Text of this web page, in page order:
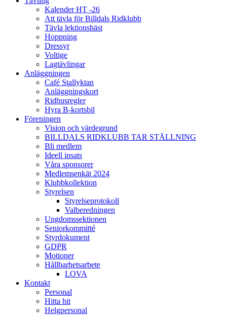
Kalender HT -26
Att tävla för Billdals Ridklubb
Tävla lektionshäst
Hoppning
Dressyr
Voltige
Lagtävlingar
Anläggningen
Café Stallyktan
Anläggningskort
Ridhusregler
Hyra B-kortsbil
Föreningen
Vision och värdegrund
BILLDALS RIDKLUBB TAR STÄLLNING
Bli medlem
Ideell insats
Våra sponsorer
Medlemsenkät 2024
Klubbkollektion
Styrelsen
Styrelseprotokoll
Valberedningen
Ungdomssektionen
Seniorkommitté
Styrdokument
GDPR
Motioner
Hållbarhetsarbete
LOVA
Kontakt
Personal
Hitta hit
Helgpersonal